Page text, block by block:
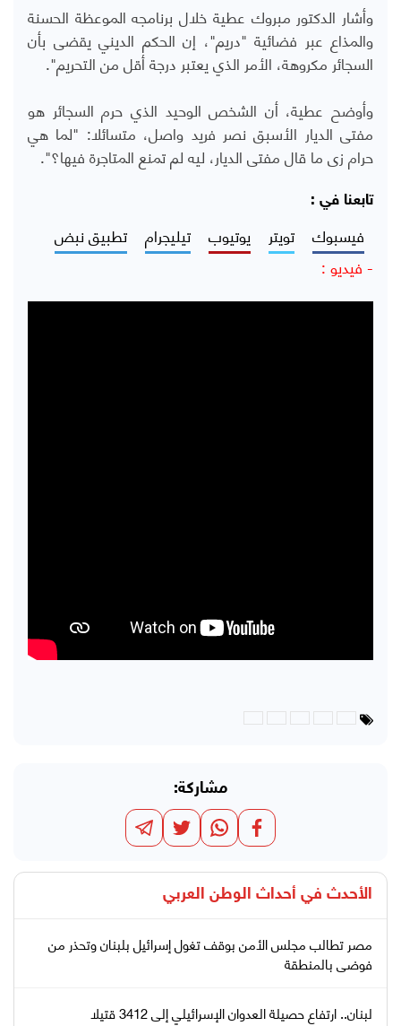
وأشار الدكتور مبروك عطية خلال برنامجه الموعظة الحسنة
والمذاع عبر فضائية "دريم"، إن الحكم الديني يقضى بأن
السجائر مكروهة، الأمر الذي يعتبر درجة أقل من التحريم".
وأوضح عطية، أن الشخص الوحيد الذي حرم السجائر هو
مفتى الديار الأسبق نصر فريد واصل، متسائلا: "لما هي
حرام زى ما قال مفتى الديار، ليه لم تمنع المتاجرة فيها؟".
تابعنا في :
فيسبوك تويتر يوتيوب تيليجرام
تطبيق نبض
- فيديو :
مشاركة:
الأحدث في أحداث الوطن العربي
مصر تطالب مجلس الأمن بوقف تغول إسرائيل بلبنان وتحذر من
فوضى بالمنطقة
لبنان.. ارتفاع حصيلة العدوان الإسرائيلي إلى 3412 قتيلا